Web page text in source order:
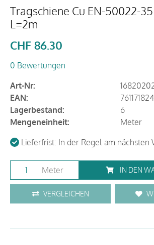
Tragschiene Cu EN-50022-35
L=2m
CHF 86.30
0 Bewertungen
Art-Nr:
EAN:
Lagerbestand:
6
Mengeneinheit:
Meter
Lieferfrist: In der Regel am nächsten
Meter IN DEN
VERGLEICHEN